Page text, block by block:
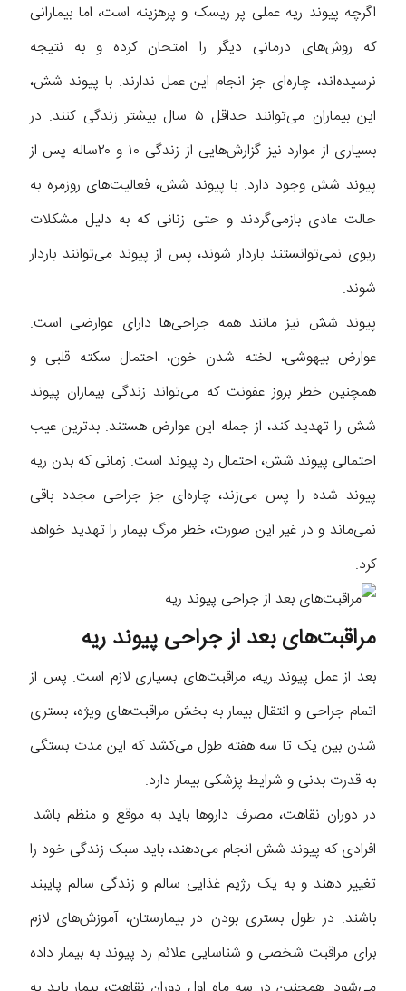
اگرچه پیوند ریه عملی پر ریسک و پرهزینه است، اما بیمارانی
که روش‌های درمانی دیگر را امتحان کرده و به نتیجه
نرسیده‌اند، چاره‌ای جز انجام این عمل ندارند. با پیوند شش،
این بیماران می‌توانند حداقل ۵ سال بیشتر زندگی کنند. در
بسیاری از موارد نیز گزارش‌هایی از زندگی ۱۰ و ۲۰ساله پس از
پیوند شش وجود دارد. با پیوند شش، فعالیت‌های روزمره به
حالت عادی بازمی‌گردند و حتی زنانی که به دلیل مشکلات
ریوی نمی‌توانستند باردار شوند، پس از پیوند می‌توانند باردار
شوند.
پیوند شش نیز مانند همه جراحی‌ها دارای عوارضی است.
عوارض بیهوشی، لخته شدن خون، احتمال سکته قلبی و
همچنین خطر بروز عفونت که می‌تواند زندگی بیماران پیوند
شش را تهدید کند، از جمله این عوارض هستند. بدترین عیب
احتمالی پیوند شش، احتمال رد پیوند است. زمانی که بدن ریه
پیوند شده را پس می‌زند، چاره‌ای جز جراحی مجدد باقی
نمی‌ماند و در غیر این صورت، خطر مرگ بیمار را تهدید خواهد
کرد.
مراقبت‌های بعد از جراحی پیوند ریه
بعد از عمل پیوند ریه، مراقبت‌های بسیاری لازم است. پس از
اتمام جراحی و انتقال بیمار به بخش مراقبت‌های ویژه، بستری
شدن بین یک تا سه هفته طول می‌کشد که این مدت بستگی
به قدرت بدنی و شرایط پزشکی بیمار دارد.
در دوران نقاهت، مصرف داروها باید به موقع و منظم باشد.
افرادی که پیوند شش انجام می‌دهند، باید سبک زندگی خود را
تغییر دهند و به یک رژیم غذایی سالم و زندگی سالم پایبند
باشند. در طول بستری بودن در بیمارستان، آموزش‌های لازم
برای مراقبت شخصی و شناسایی علائم رد پیوند به بیمار داده